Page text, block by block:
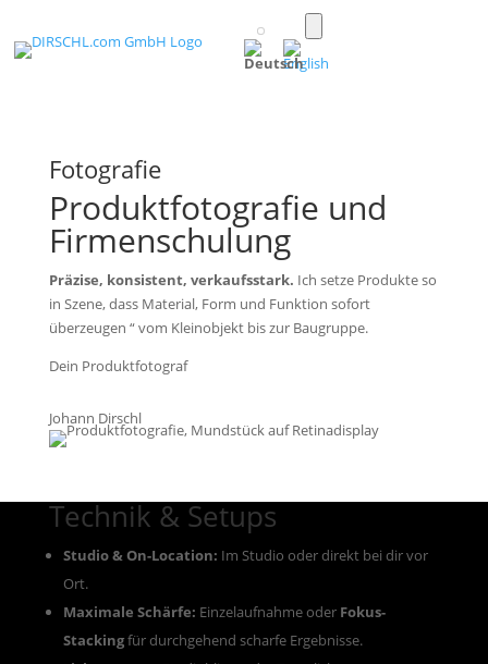
light/dark
mode
(Deutsch)
Fotografie
Produktfotografie und
Firmenschulung
Präzise, konsistent, verkaufsstark. Ich setze Produkte so
in Szene, dass Material, Form und Funktion sofort
überzeugen “ vom Kleinobjekt bis zur Baugruppe.
Dein Produktfotograf
Johann Dirschl
Technik & Setups
Studio & On-Location: Im Studio oder direkt bei dir vor
Ort.
Maximale Schärfe: Einzelaufnahme oder Fokus-
Stackingfür durchgehend scharfe Ergebnisse.